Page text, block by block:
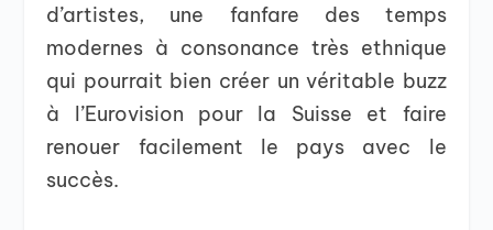
d’artistes, une fanfare des temps
modernes à consonance très ethnique
qui pourrait bien créer un véritable buzz
à l’Eurovision pour la Suisse et faire
renouer facilement le pays avec le
succès.